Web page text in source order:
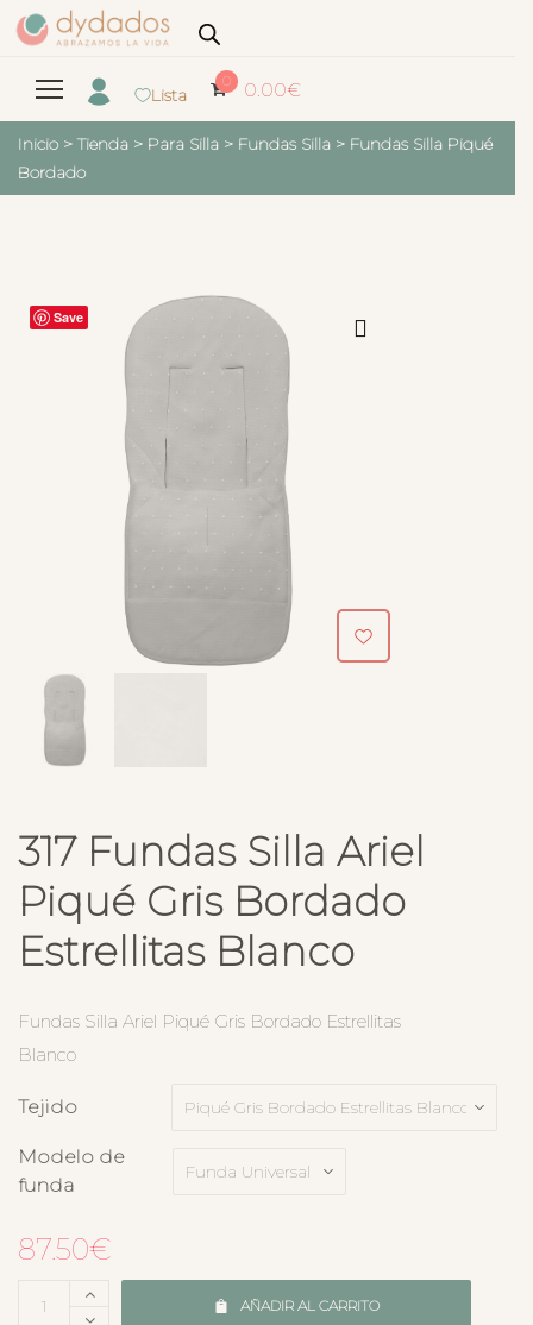
Lista
0 0.00€
Inicio > Tienda > Para Silla > Fundas Silla > Fundas Silla Piqué
Bordado
Save
317 Fundas Silla Ariel
Piqué Gris Bordado
Estrellitas Blanco
Fundas Silla Ariel Piqué Gris Bordado Estrellitas
Blanco
Tejido
Modelo de
funda
87.50€
AÑADIR AL CARRITO